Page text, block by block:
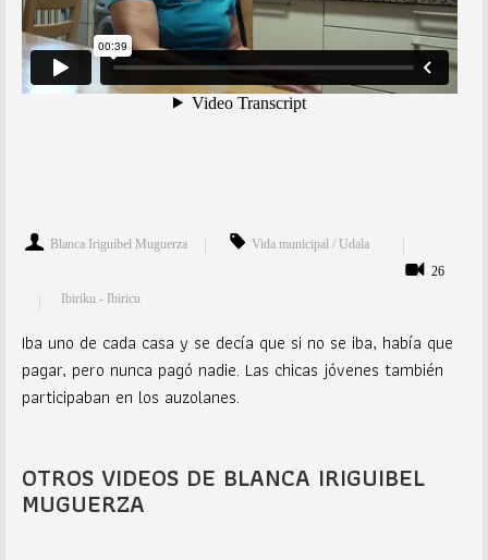
Blanca Iriguibel Muguerza
Vida municipal / Udala
26
Ibiriku - Ibiricu
Iba uno de cada casa y se decía que si no se iba, había que
pagar, pero nunca pagó nadie. Las chicas jóvenes también
participaban en los auzolanes.
OTROS VIDEOS DE BLANCA IRIGUIBEL
MUGUERZA